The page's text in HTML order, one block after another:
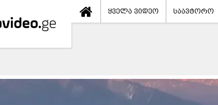
ყველა ვიდეო საავტორო